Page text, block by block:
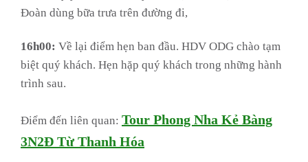
Đoàn dùng bữa trưa trên đường đi,
16h00: Về lại điểm hẹn ban đầu. HDV ODG chào tạm
biệt quý khách. Hẹn hặp quý khách trong những hành
trình sau.
Điểm đến liên quan: Tour Phong Nha Kẻ Bàng
3N2Đ Từ Thanh Hóa